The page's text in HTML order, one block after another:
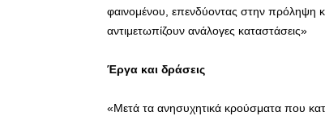
φαινομένου, επενδύοντας στην πρόληψη
αντιμετωπίζουν ανάλογες καταστάσεις»
Έργα και δράσεις
«Μετά τα ανησυχητικά κρούσματα που